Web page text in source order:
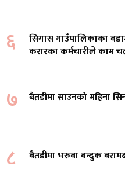
६
सिगास गाउँपालिकाका
करारका कर्मचारीले काम
७ बैतडीमा साउनको महिना
८ बैतडीमा भरुवा बन्दुक